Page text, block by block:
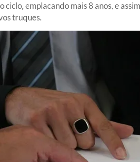
emplacando mais 8 anos, e
truques.